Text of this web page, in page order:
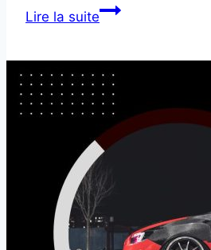
Lire la suiteClics